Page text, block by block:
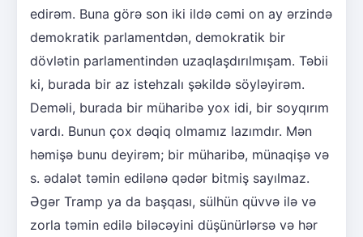
edirəm. Buna görə son iki ildə cəmi on ay ərzində
demokratik parlamentdən, demokratik bir
dövlətin parlamentindən uzaqlaşdırılmışam. Təbii
ki, burada bir az istehzalı şəkildə söyləyirəm.
Deməli, burada bir müharibə yox idi, bir soyqırım
vardı. Bunun çox dəqiq olmamız lazımdır. Mən
həmişə bunu deyirəm; bir müharibə, münaqişə və
s. ədalət təmin edilənə qədər bitmiş sayılmaz.
Əgər Tramp ya da başqası, sülhün qüvvə ilə və
zorla təmin edilə biləcəyini düşünürlərsə və hər